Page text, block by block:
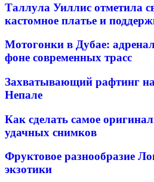
Таллула Уиллис отметила
кастомное платье и
Мотогонки в Дубае:
фоне современных трасс
Захватывающий рафтинг
Непале
Как сделать самое
удачных снимков
Фруктовое разнообразие
экзотики